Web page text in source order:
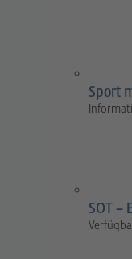
Sport
SOT –